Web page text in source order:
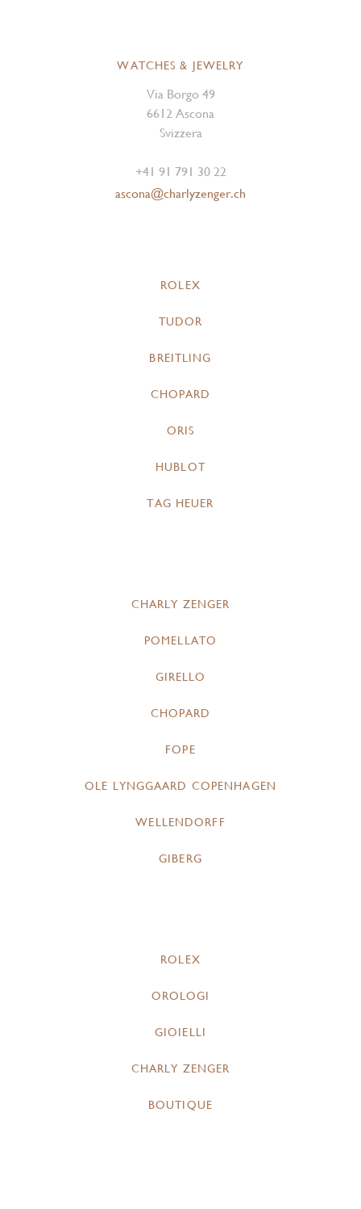
WATCHES & JEWELRY
Via Borgo 49
6612 Ascona
Svizzera
+41 91 791 30 22
ascona@charlyzenger.ch
ROLEX
TUDOR
BREITLING
CHOPARD
ORIS
HUBLOT
TAG HEUER
CHARLY ZENGER
POMELLATO
GIRELLO
CHOPARD
FOPE
OLE LYNGGAARD COPENHAGEN
WELLENDORFF
GIBERG
ROLEX
OROLOGI
GIOIELLI
CHARLY ZENGER
BOUTIQUE